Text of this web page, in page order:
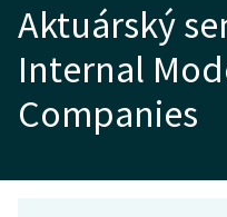
Aktuárský
Internal
Companies